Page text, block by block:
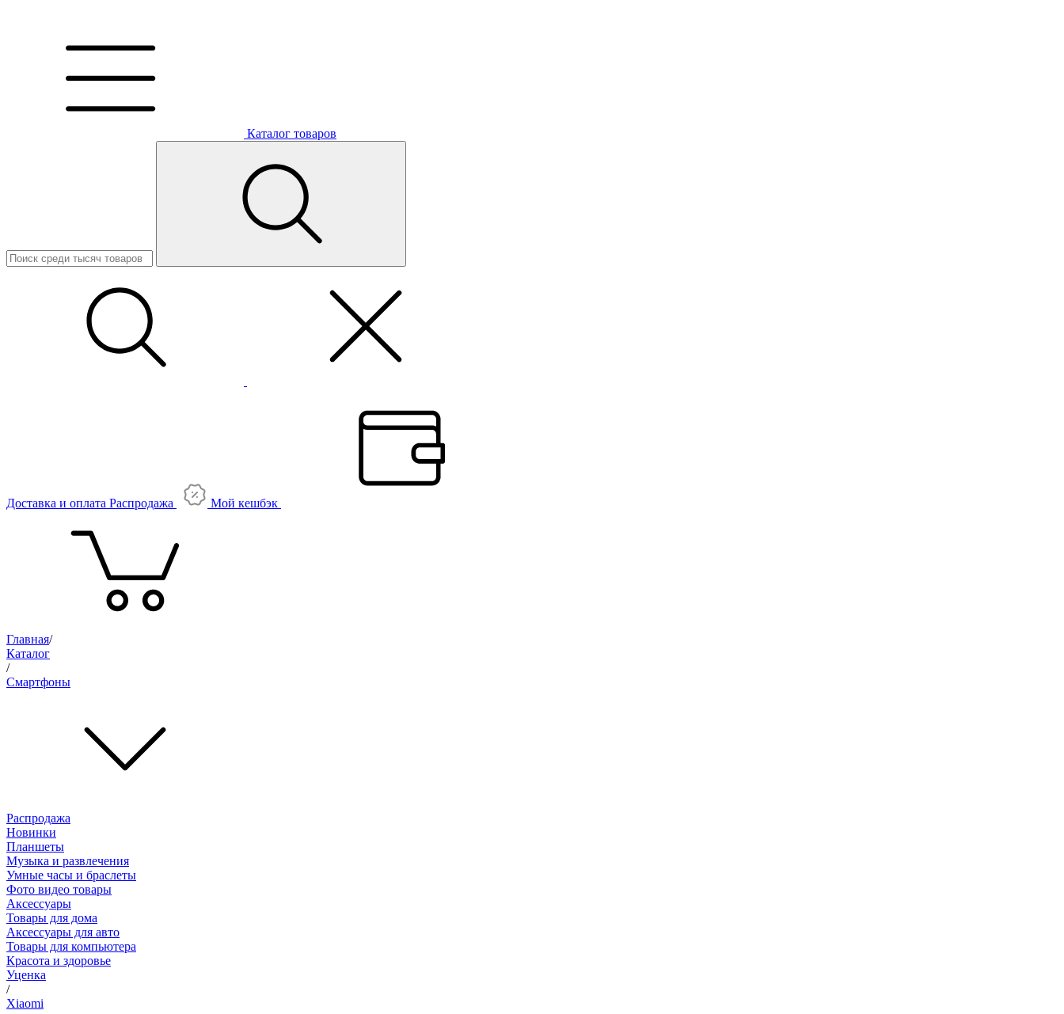
Каталог товаров
Доставка и оплата Распродажа Мой кешбэк
Главная/
Каталог
/
Смартфоны
Распродажа
Новинки
Планшеты
Музыка и развлечения
Умные часы и браслеты
Фото видео товары
Аксессуары
Товары для дома
Аксессуары для авто
Товары для компьютера
Красота и здоровье
Уценка
/
Xiaomi